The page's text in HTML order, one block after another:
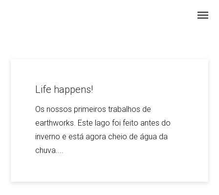
Life happens!
Os nossos primeiros trabalhos de
earthworks. Este lago foi feito antes do
inverno e está agora cheio de água da
chuva....